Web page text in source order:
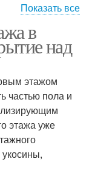
Показать все
в
над
этажом
частью пола и
этажа уже